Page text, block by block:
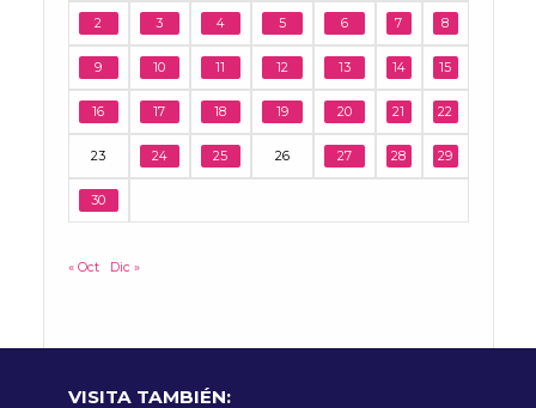
2 3 4 5 6 7 8
9 10 11 12 13 14 15
16 17 18 19 20 21 22
23 24 25 26 27 28 29
30
« Oct Dic »
VISITA TAMBIÉN: